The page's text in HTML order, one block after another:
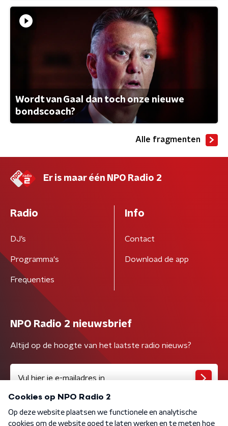
Wordt van Gaal dan toch onze nieuwe
bondscoach?
Alle fragmenten
Er is maar één NPO Radio 2
Radio
DJ’s
Programma's
Frequenties
Info
Contact
Download de app
NPO Radio 2 nieuwsbrief
Altijd op de hoogte van het laatste radio nieuws?